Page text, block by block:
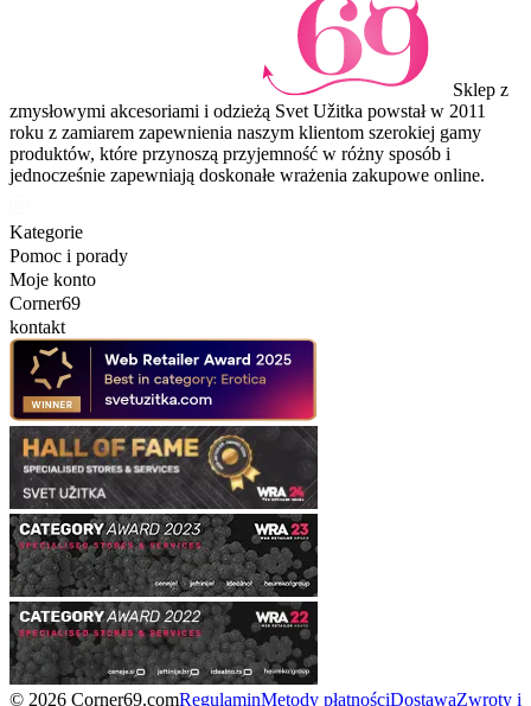
Sklep z
zmysłowymi akcesoriami i odzieżą Svet Užitka powstał w 2011
roku z zamiarem zapewnienia naszym klientom szerokiej gamy
produktów, które przynoszą przyjemność w różny sposób i
jednocześnie zapewniają doskonałe wrażenia zakupowe online.
Kategorie
Pomoc i porady
Moje konto
Corner69
kontakt
© 2026 Corner69.comRegulaminMetody płatnościDostawaZwroty i